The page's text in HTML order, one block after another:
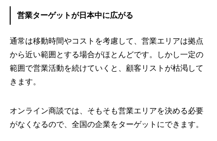
営業ターゲットが日本中に広がる
通常は移動時間やコストを考慮して、営業エリアは拠点
から近い範囲とする場合がほとんどです。しかし一定の
範囲で営業活動を続けていくと、顧客リストが枯渇して
きます。
オンライン商談では、そもそも営業エリアを決める必要
がなくなるので、全国の企業をターゲットにできます。